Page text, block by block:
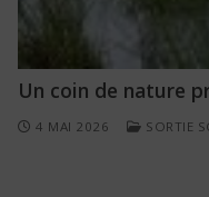
Un coin de nature
4 MAI 2026 SORTIE